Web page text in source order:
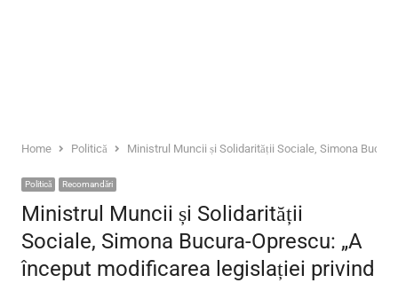
Home Politică Ministrul Muncii și Solidarității Sociale, Simona
Politică Recomandări
Ministrul Muncii și Solidarității
Sociale, Simona Bucura-Oprescu: „A
început modificarea legislației privind